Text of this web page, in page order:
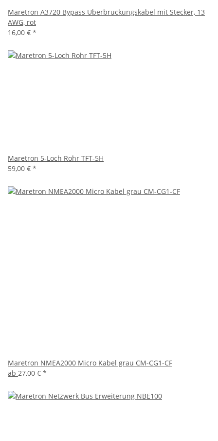
Maretron A3720 Bypass Überbrückungskabel mit Stecker, 13
AWG, rot
16,00 € *
Maretron 5-Loch Rohr TFT-5H
59,00 € *
Maretron NMEA2000 Micro Kabel grau CM-CG1-CF
ab 27,00 € *